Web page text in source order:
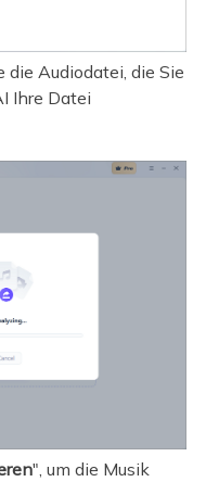
Audiodatei, die Sie
Ihre Datei
", um die Musik